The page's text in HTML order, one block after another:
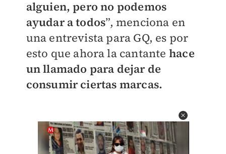
alguien, pero no podemos
ayudar a todos”, menciona en
una entrevista para GQ, es por
esto que ahora la cantante hace
un llamado para dejar de
consumir ciertas marcas.